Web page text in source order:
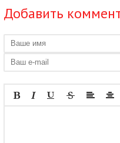
Добавить